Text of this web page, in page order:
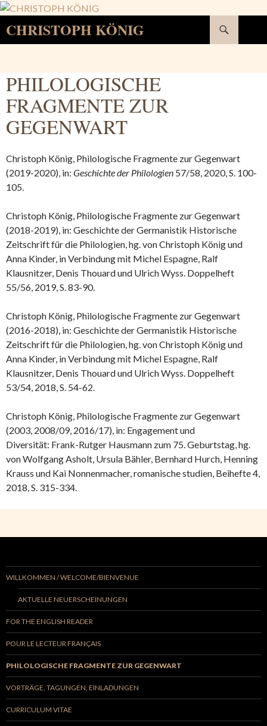
CHRISTOPH KÖNIG
PHILOLOGISCHE
FRAGMENTE ZUR
GEGENWART
Christoph König, Philologische Fragmente zur Gegenwart
(2019-2020), in: Geschichte der Philologien 57/58, 2020, S. 100-
105.
Christoph König, Philologische Fragmente zur Gegenwart
(2018-2019), in: Geschichte der Germanistik Historische
Zeitschrift für die Philologien, hg. von Christoph König und
Anna Kinder, in Verbindung mit Michel Espagne, Ralf
Klausnitzer, Denis Thouard und Ulrich Wyss. Doppelheft
55/56, 2019, S. 83-90.
Christoph König, Philologische Fragmente zur Gegenwart
(2016-2018), in: Geschichte der Germanistik Historische
Zeitschrift für die Philologien, hg. von Christoph König und
Anna Kinder, in Verbindung mit Michel Espagne, Ralf
Klausnitzer, Denis Thouard und Ulrich Wyss. Doppelheft
53/54, 2018, S. 54-62.
Christoph König, Philologische Fragmente zur Gegenwart
(2003, 2008/09, 2016/17), in: Engagement und
Diversität: Frank-Rutger Hausmann zum 75. Geburtstag, hg.
von Wolfgang Asholt, Ursula Bähler, Bernhard Hurch, Henning
Krauss und Kai Nonnenmacher, romanische studien, Beihefte 4,
2018, S. 315-334.
WILLKOMMEN / WELCOME/BIENVENUE
AKTUELLE NEUERSCHEINUNGEN
FOR THE ENGLISH READER
POUR LE LECTEUR FRANÇAIS
PHILOLOGISCHE FRAGMENTE ZUR GEGENWART
VORTRÄGE, TAGUNGEN, EINLADUNGEN
CURRICULUM VITAE